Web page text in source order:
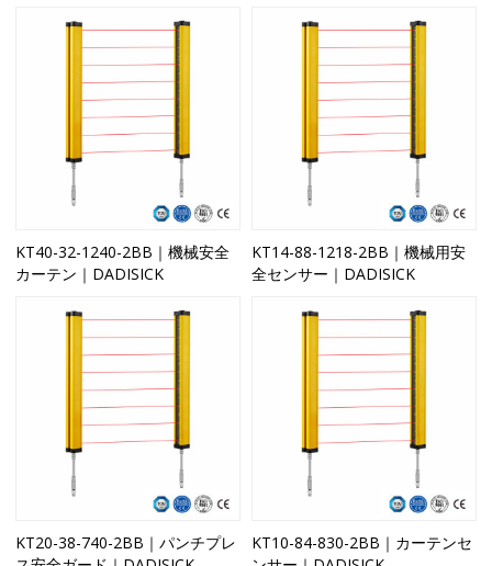
KT40-32-1240-2BB｜機械安全
カーテン｜DADISICK
KT14-88-1218-2BB｜機械用安
全センサー｜DADISICK
KT20-38-740-2BB｜パンチプレ
KT10-84-830-2BB｜カーテンセ